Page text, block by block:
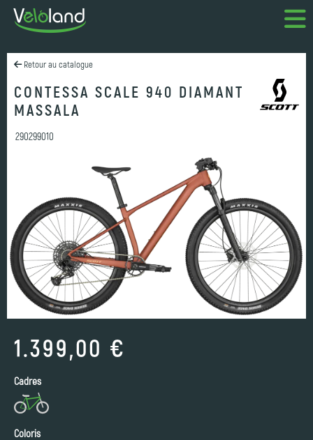
Retour au catalogue
CONTESSA SCALE 940 DIAMANT
MASSALA
290299010
1.399,00 €
Cadres
Coloris